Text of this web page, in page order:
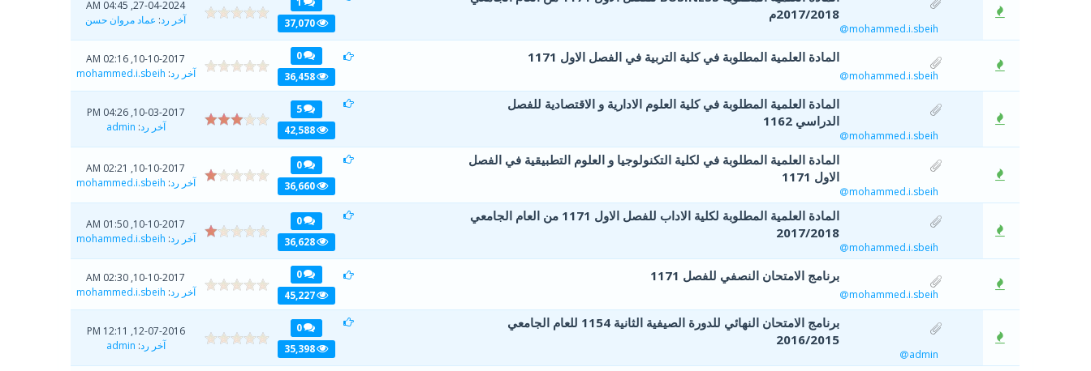
2017/2018م
mohammed.i.sbeih
37,070
27-04-2024, 04:45 AM
آخر رد: عماد مروان حسن
المادة العلمية المطلوبة في كلية التربية في الفصل الاول 1171
mohammed.i.sbeih
0
36,458
0 أصوات - 0 من معدل 5 أصوات 12345
10-10-2017, 02:16 AM
آخر رد:
mohammed.i.sbeih
المادة العلمية المطلوبة في كلية العلوم الادارية و الاقتصادية للفصل
الدراسي 1162
mohammed.i.sbeih
5
42,588
10-03-2017, 04:26 PM
آخر رد:
admin
المادة العلمية المطلوبة في لكلية التكنولوجيا و العلوم التطبيقية في الفصل
الاول 1171
mohammed.i.sbeih
0
36,660
10-10-2017, 02:21 AM
آخر رد:
mohammed.i.sbeih
المادة العلمية المطلوبة لكلية الاداب للفصل الاول 1171 من العام الجامعي
2017/2018
mohammed.i.sbeih
0
36,628
10-10-2017, 01:50 AM
آخر رد:
mohammed.i.sbeih
برنامج الامتحان النصفي للفصل 1171
mohammed.i.sbeih
0
45,227
0 أصوات - 0 من معدل 5 أصوات
10-10-2017, 02:30 AM
آخر رد:
mohammed.i.sbeih
برنامج الامتحان النهائي للدورة الصيفية الثانية 1154 للعام الجامعي
2016/2015
admin
0
35,398
12-07-2016, 12:11 PM
آخر رد:
admin